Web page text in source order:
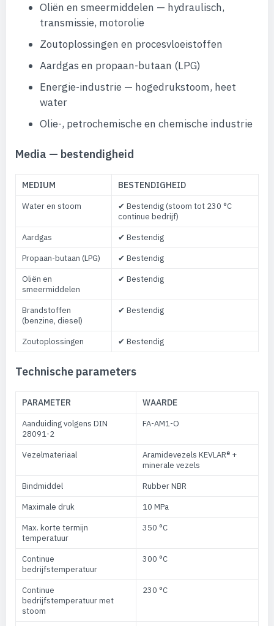
Oliën en smeermiddelen — hydraulisch,
transmissie, motorolie
Zoutoplossingen en procesvloeistoffen
Aardgas en propaan-butaan (LPG)
Energie-industrie — hogedrukstoom, heet
water
Olie-, petrochemische en chemische industrie
Media — bestendigheid
MEDIUM BESTENDIGHEID
Water en stoom
✔ Bestendig (stoom tot 230 °C
continue bedrijf)
Aardgas
✔ Bestendig
Propaan-butaan (LPG)
✔ Bestendig
Oliën en
smeermiddelen
✔ Bestendig
Brandstoffen
(benzine, diesel)
✔ Bestendig
Zoutoplossingen ✔ Bestendig
Technische parameters
PARAMETER WAARDE
Aanduiding volgens DIN
28091-2
FA-AM1-O
Vezelmateriaal
Aramidevezels KEVLAR® +
minerale vezels
Bindmiddel
Rubber NBR
Maximale druk
10 MPa
Max. korte termijn
temperatuur
350 °C
Continue
bedrijfstemperatuur
300 °C
Continue
bedrijfstemperatuur met
stoom
230 °C